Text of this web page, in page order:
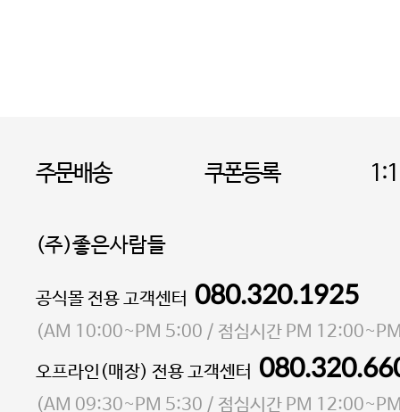
주문배송 쿠폰등록
(주)좋은사람들
대표 이성현,박영환| 개인정보관리책임자 김상현
소재지 서울특별시 마포구 마포대로4다길 41 마포
통신판매업 신고번호 2023-서울마포-3931호
사업자등록번호 105-81-58242
공식몰 전용 고객센터 080.320.1925
(AM 10:00~PM 5:00 / 점심시간 PM
오프라인(매장) 전용 고객센터
(AM 09:30~PM 5:30 / 점심시간 PM